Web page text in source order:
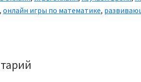
, онлайн игры по математике,